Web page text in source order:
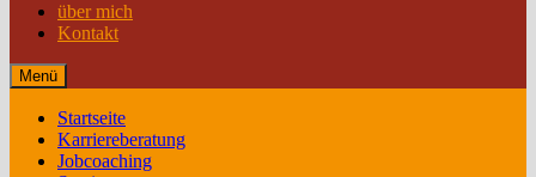
über mich
Kontakt
Menü
Startseite
Karriereberatung
Jobcoaching